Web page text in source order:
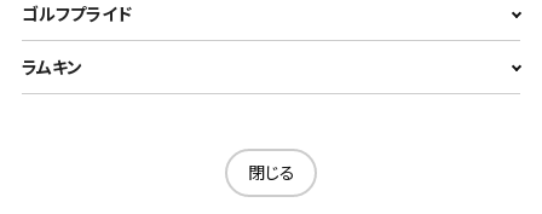
ゴルフプライド
ラムキン
閉じる